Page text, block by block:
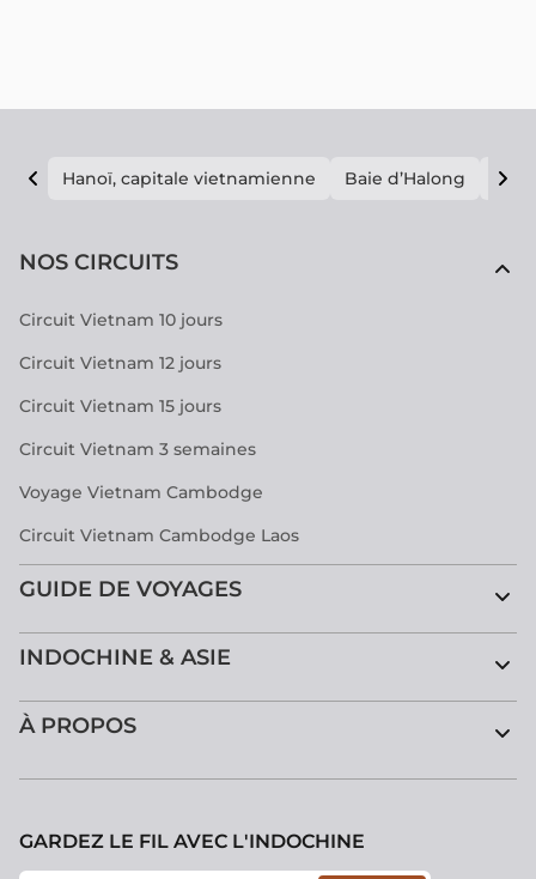
Hanoï, capitale vietnamienne Baie d’Halong E
NOS CIRCUITS
Circuit Vietnam 10 jours
Circuit Vietnam 12 jours
Circuit Vietnam 15 jours
Circuit Vietnam 3 semaines
Voyage Vietnam Cambodge
Circuit Vietnam Cambodge Laos
GUIDE DE VOYAGES
INDOCHINE & ASIE
À PROPOS
GARDEZ LE FIL AVEC L'INDOCHINE